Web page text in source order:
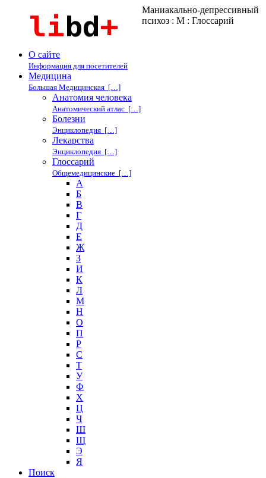
Маниакально-депрессивный
психоз : М : Глоссарий
О сайте
Информация для посетителей
Медицина
Большая Медицинская […]
Анатомия человека
Анатомический атлас […]
Болезни
Энциклопедия […]
Лекарства
Энциклопедия […]
Глоссарий
Общемедицинские […]
А
Б
В
Г
Д
Е
Ж
З
И
К
Л
М
Н
О
П
Р
С
Т
У
Ф
Х
Ц
Ч
Ш
Щ
Э
Я
Поиск